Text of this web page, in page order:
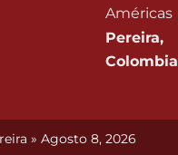
Américas
Pereira,
Colombia
» Agosto 8, 2026